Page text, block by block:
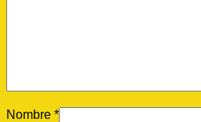
Nombre *